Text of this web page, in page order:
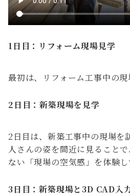
1日目：リフォーム現場見学
最初は、リフォーム工事中の現
2日目：新築現場を見学
2日目は、新築工事中の現場を
人さんの姿を間近に見ること
ない「現場の空気感」を体験
3日目：新築現場と3D CAD入